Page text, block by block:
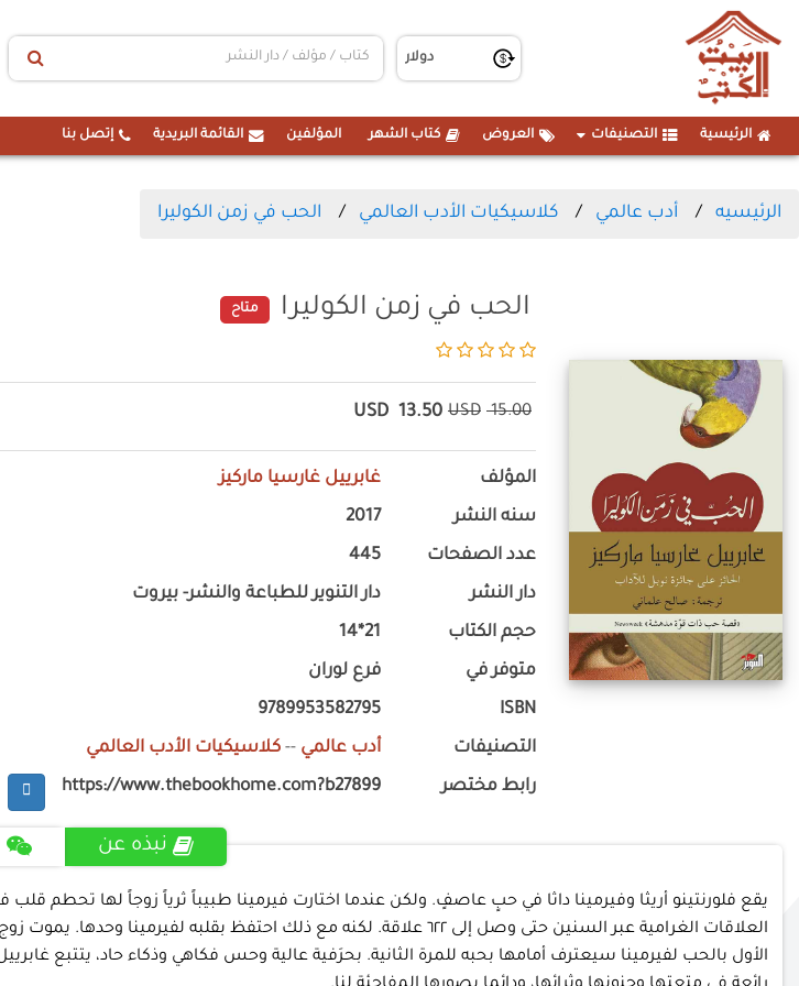
الرئيسية التصنيفات العروض كتاب الشهر المؤلفين القائمة البريدية إتصل بنا
الرئيسيه أدب عالمي كلاسيكيات الأدب العالمي الحب في زمن الكوليرا
الحب في زمن الكوليرا متاح
15.00
USD
13.50
USD
المؤلف غابرييل غارسيا ماركيز
سنه النشر 2017
عدد الصفحات 445
دار النشر دار التنوير للطباعة والنشر- بيروت
حجم الكتاب 21*14
متوفر في فرع لوران
ISBN
9789953582795
التصنيفات أدب عالمي -- كلاسيكيات الأدب العالمي
رابط مختصر https://www.thebookhome.com?b27899
نبذه عن
يقع فلورنتينو أريثا وفيرمينا داثا في حبٍ عاصفٍ. ولكن عندما اختارت فيرمينا طبيباً ثرياً زوجاً لها تحطم
العلاقات الغرامية عبر السنين حتى وصل إلى ٦٢٢ علاقة. لكنه مع ذلك احتفظ
الأول بالحب لفيرمينا سيعترف أمامها بحبه للمرة الثانية. بحرَفية عالية وحس فكاهي وذكاء حاد،